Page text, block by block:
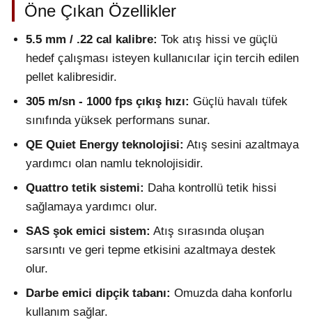
Öne Çıkan Özellikler
5.5 mm / .22 cal kalibre: Tok atış hissi ve güçlü
hedef çalışması isteyen kullanıcılar için tercih edilen
pellet kalibresidir.
305 m/sn - 1000 fps çıkış hızı: Güçlü havalı tüfek
sınıfında yüksek performans sunar.
QE Quiet Energy teknolojisi: Atış sesini azaltmaya
yardımcı olan namlu teknolojisidir.
Quattro tetik sistemi: Daha kontrollü tetik hissi
sağlamaya yardımcı olur.
SAS şok emici sistem: Atış sırasında oluşan
sarsıntı ve geri tepme etkisini azaltmaya destek
olur.
Darbe emici dipçik tabanı: Omuzda daha konforlu
kullanım sağlar.